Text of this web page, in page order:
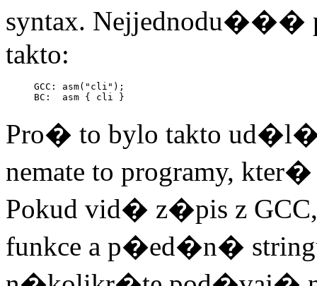
syntax.
takto:
GCC: asm("cli");
Pro� to bylo takto
nemate to programy,
Pokud vid� z�pis z
funkce a p�ed�n�